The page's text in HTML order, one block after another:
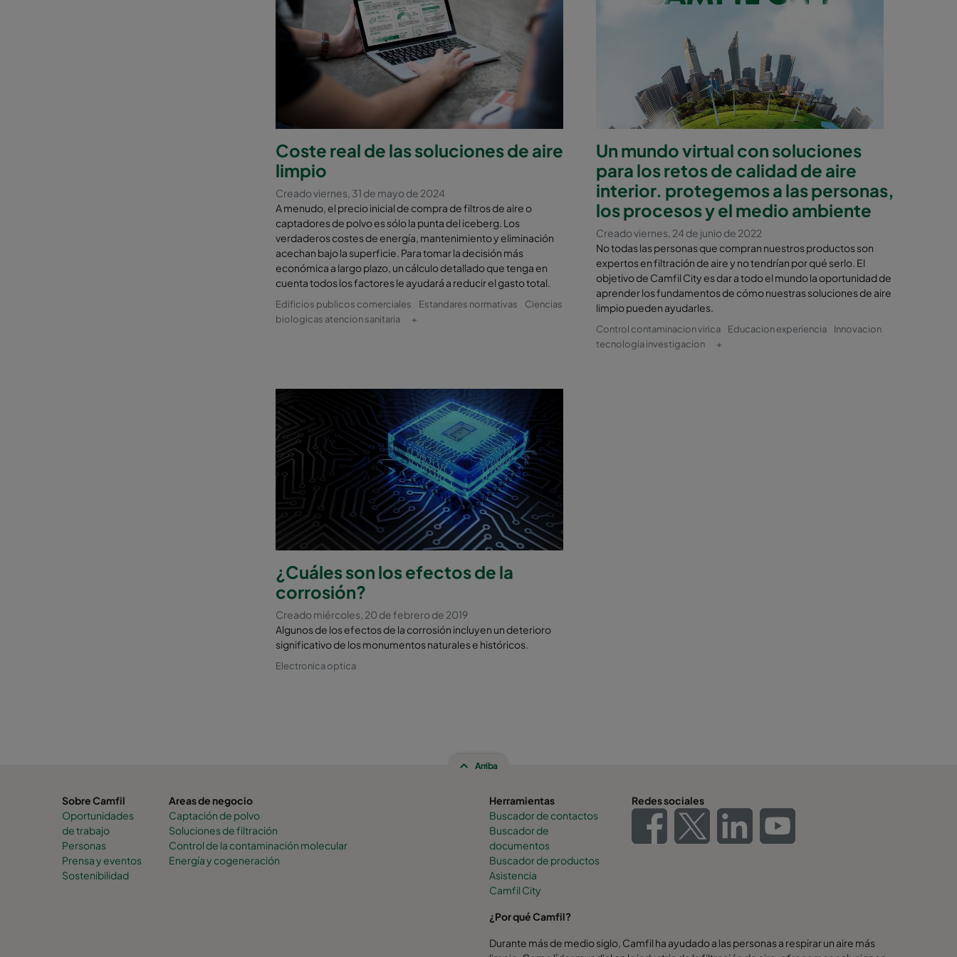
Coste real de las soluciones de aire
limpio
Creado viernes, 31 de mayo de 2024
A menudo, el precio inicial de compra de filtros de aire o
captadores de polvo es sólo la punta del iceberg. Los
verdaderos costes de energía, mantenimiento y eliminación
acechan bajo la superficie. Para tomar la decisión más
económica a largo plazo, un cálculo detallado que tenga en
cuenta todos los factores le ayudará a reducir el gasto total.
Edificios publicos comerciales Estandares normativas
Ciencias
biologicas atencion sanitaria
+
Un mundo virtual con soluciones
para los retos de calidad de aire
interior. protegemos a las personas,
los procesos y el medio ambiente
Creado viernes, 24 de junio de 2022
No todas las personas que compran nuestros productos son
expertos en filtración de aire y no tendrían por qué serlo. El
objetivo de Camfil City es dar a todo el mundo la oportunidad de
aprender los fundamentos de cómo nuestras soluciones de aire
limpio pueden ayudarles.
Control contaminacion virica Educacion experiencia
Innovacion
tecnologia investigacion
+
¿Cuáles son los efectos de la
corrosión?
Creado miércoles, 20 de febrero de 2019
Algunos de los efectos de la corrosión incluyen un deterioro
significativo de los monumentos naturales e históricos.
Electronica optica
Arriba
Sobre Camfil
Oportunidades
de trabajo
Personas
Prensa y eventos
Sostenibilidad
Areas de negocio
Captación de polvo
Soluciones de filtración
Control de la contaminación molecular
Energía y cogeneración
Herramientas
Buscador de contactos
Buscador de
documentos
Buscador de productos
Asistencia
Camfil City
Redes sociales
¿Por qué Camfil?
Durante más de medio siglo, Camfil ha ayudado a las personas a respirar un aire más